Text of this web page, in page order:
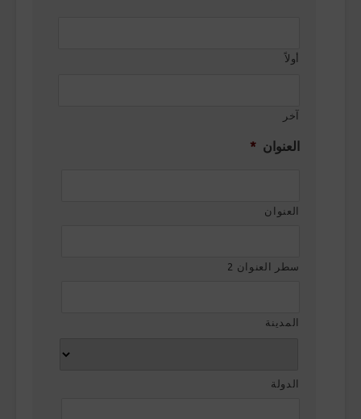
أولاً
آخر
العنوان *
العنوان
سطر العنوان 2
المدينة
الدولة